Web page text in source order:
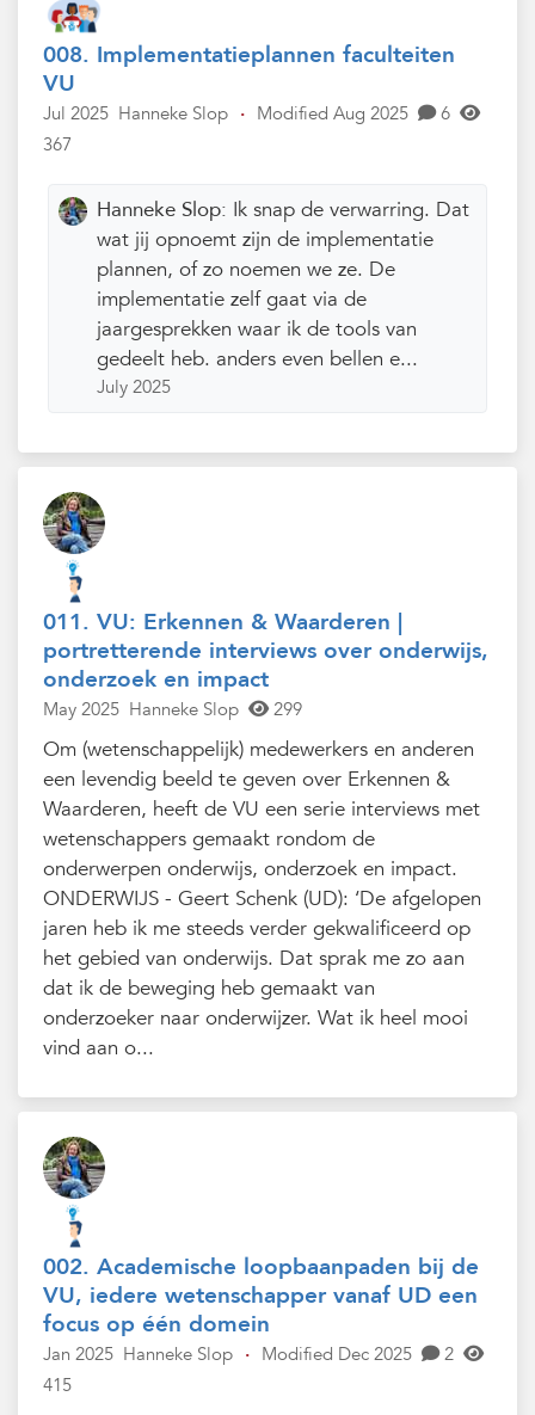
008. Implementatieplannen faculteiten
VU
Jul 2025 Hanneke Slop · Modified Aug 2025
6
367
Hanneke Slop: Ik snap de verwarring. Dat
wat jij opnoemt zijn de implementatie
plannen, of zo noemen we ze. De
implementatie zelf gaat via de
jaargesprekken waar ik de tools van
gedeelt heb. anders even bellen e...
July 2025
011. VU: Erkennen & Waarderen |
portretterende interviews over onderwijs,
onderzoek en impact
May 2025 Hanneke Slop 299
Om (wetenschappelijk) medewerkers en anderen
een levendig beeld te geven over Erkennen &
Waarderen, heeft de VU een serie interviews met
wetenschappers gemaakt rondom de
onderwerpen onderwijs, onderzoek en impact.
ONDERWIJS - Geert Schenk (UD): ‘De afgelopen
jaren heb ik me steeds verder gekwalificeerd op
het gebied van onderwijs. Dat sprak me zo aan
dat ik de beweging heb gemaakt van
onderzoeker naar onderwijzer. Wat ik heel mooi
vind aan o...
002. Academische loopbaanpaden bij de
VU, iedere wetenschapper vanaf UD een
focus op één domein
Jan 2025 Hanneke Slop · Modified Dec 2025
2
415